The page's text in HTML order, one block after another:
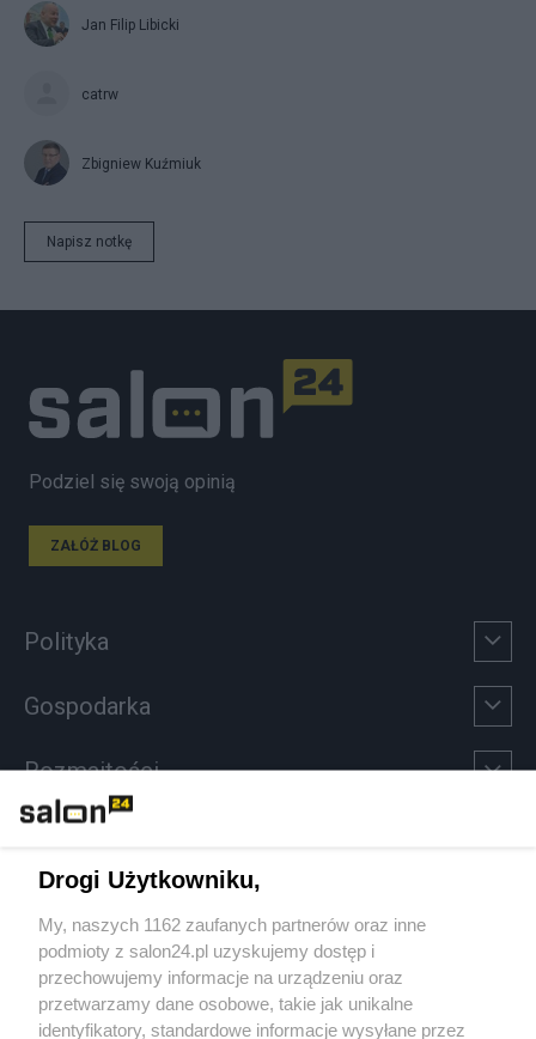
Jan Filip Libicki
catrw
Zbigniew Kuźmiuk
Napisz notkę
Podziel się swoją opinią
ZAŁÓŻ BLOG
Polityka
Gospodarka
Rozmaitości
Sport
Społeczeństwo
Kultura
Drogi Użytkowniku,
My, naszych 1162 zaufanych partnerów oraz inne
podmioty z salon24.pl uzyskujemy dostęp i
przechowujemy informacje na urządzeniu oraz
przetwarzamy dane osobowe, takie jak unikalne
identyfikatory, standardowe informacje wysyłane przez